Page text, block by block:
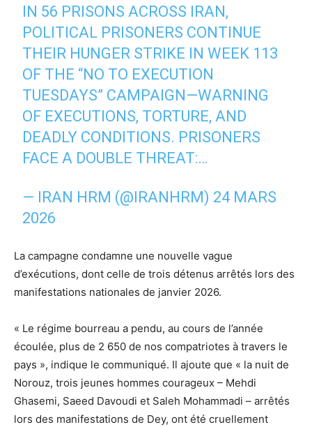
IN 56 PRISONS ACROSS IRAN,
POLITICAL PRISONERS CONTINUE
THEIR HUNGER STRIKE IN WEEK 113
OF THE “NO TO EXECUTION
TUESDAYS” CAMPAIGN—WARNING
OF EXECUTIONS, TORTURE, AND
DEADLY CONDITIONS. PRISONERS
FACE A DOUBLE THREAT:…
— IRAN HRM (@IRANHRM) 24 MARS
2026
La campagne condamne une nouvelle vague
d’exécutions, dont celle de trois détenus arrêtés lors des
manifestations nationales de janvier 2026.
« Le régime bourreau a pendu, au cours de l’année
écoulée, plus de 2 650 de nos compatriotes à travers le
pays », indique le communiqué. Il ajoute que « la nuit de
Norouz, trois jeunes hommes courageux – Mehdi
Ghasemi, Saeed Davoudi et Saleh Mohammadi – arrêtés
lors des manifestations de Dey, ont été cruellement